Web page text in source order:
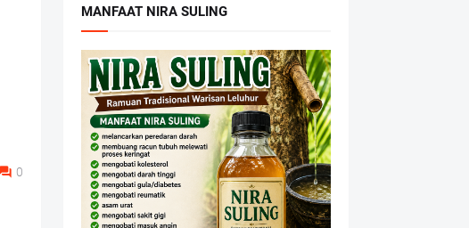
0
MANFAAT NIRA SULING